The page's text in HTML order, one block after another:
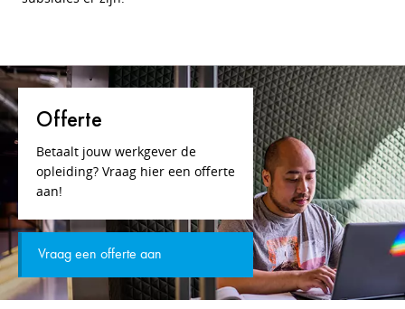
Offerte
Betaalt jouw werkgever de
opleiding? Vraag hier een offerte
aan!
Vraag een offerte aan